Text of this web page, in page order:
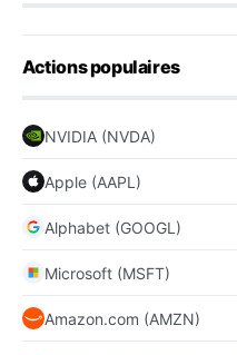
Actions populaires
NVIDIA (NVDA)
Apple (AAPL)
Alphabet (GOOGL)
Microsoft (MSFT)
Amazon.com (AMZN)